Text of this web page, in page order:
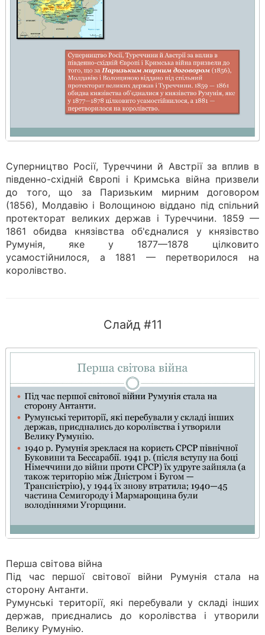
Суперництво Росії, Туреччини й Австрії за вплив в
південно-східній Європі і Кримська війна призвели
до того, що за Паризьким мирним договором
(1856), Молдавію і Волощиною віддано під спільний
протекторат великих держав і Туреччини. 1859 —
1861 обидва князівства об'єдналися у князівство
Румунія, яке у 1877—1878 цілковито
усамостійнилося, а 1881 — перетворилося на
королівство.
Слайд #11
Перша світова війна
Під час першої світової війни Румунія стала на
сторону Антанти.
Румунські території, які перебували у складі інших
держав, приєднались до королівства і утворили
Велику Румунію.